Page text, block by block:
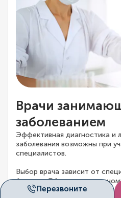
Перезвоните
Врачи
заболеванием
Эффективная диагностика и
заболевания возможны при
специалистов.
Выбор врача зависит от
болезни. Обратитесь к
перечисленных ниже, для